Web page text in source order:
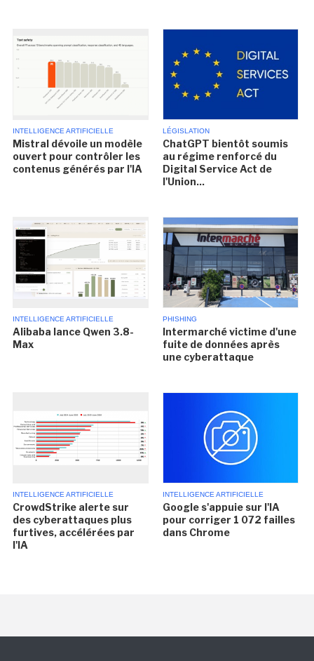
INTELLIGENCE ARTIFICIELLE
Mistral dévoile un modèle
ouvert pour contrôler les
contenus générés par l'IA
LÉGISLATION
ChatGPT bientôt soumis
au régime renforcé du
Digital Service Act de
l'Union...
INTELLIGENCE ARTIFICIELLE
Alibaba lance Qwen 3.8-
Max
PHISHING
Intermarché victime d'une
fuite de données après
une cyberattaque
INTELLIGENCE ARTIFICIELLE
CrowdStrike alerte sur
des cyberattaques plus
furtives, accélérées par
l'IA
INTELLIGENCE ARTIFICIELLE
Google s'appuie sur l'IA
pour corriger 1 072 failles
dans Chrome